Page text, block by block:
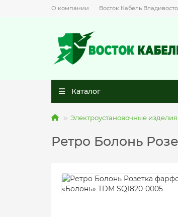
О компании Восток Кабель
Каталог
Электроустановочные
Ретро Болонь